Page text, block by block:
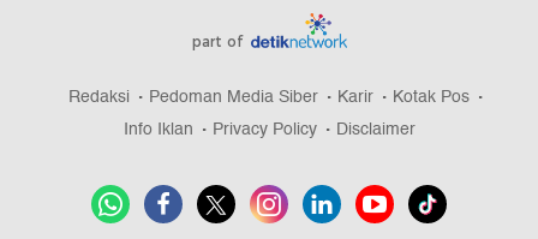
part of
Redaksi Pedoman Media Siber Karir
Kotak Pos
Info Iklan
Privacy Policy Disclaimer